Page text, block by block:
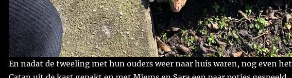
En nadat de tweeling met hun ouders weer naar huis waren, nog even het